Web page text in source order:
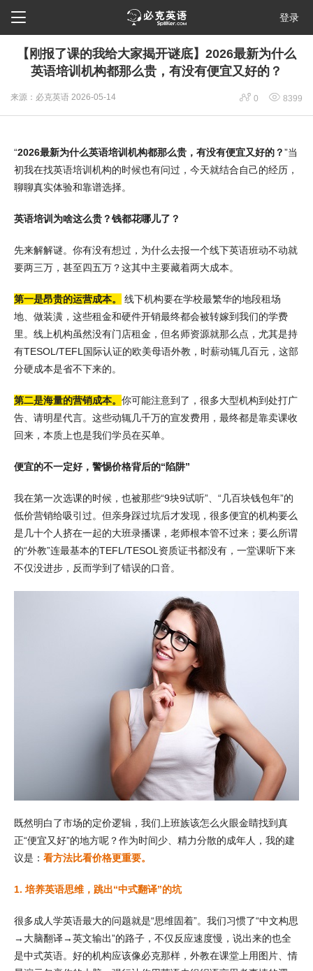
 登录
【刚报了课的我给大家揭开谜底】2026最新为什么
英语培训机构都那么贵，有没有便宜又好的？
来源：必克英语 2026-05-14  0  8399
“2026最新为什么英语培训机构都那么贵，有没有便宜又好的？”当
初我在找英语培训机构的时候也有问过，今天就结合自己的经历，
聊聊真实体验和靠谱选择。
英语培训为啥这么贵？钱都花哪儿了？
先来解解谜。你有没有想过，为什么去报一个线下英语班动不动就
要两三万，甚至四五万？这其中主要藏着两大成本。
第一是昂贵的运营成本。
线下机构要在学校最繁华的地段租场
地、做装潢，这些租金和硬件开销最终都会被转嫁到我们的学费
里。线上机构虽然没有门店租金，但名师资源就那么点，尤其是持
有TESOL/TEFL国际认证的欧美母语外教，时薪动辄几百元，这部
分硬成本是省不下来的。
第二是海量的营销成本。 你可能注意到了，很多大型机构到处打广
告、请明星代言。这些动辄几千万的宣发费用，最终都是靠卖课收
回来，本质上也是我们学员在买单。
便宜的不一定好，警惕价格背后的“陷阱”
我在第一次选课的时候，也被那些“9块9试听”、“几百块钱包年”的
低价营销给吸引过。但亲身踩过坑后才发现，很多便宜的机构要么
是几十个人挤在一起的大班录播课，老师根本管不过来；要么所谓
的“外教”连最基本的TEFL/TESOL资质证书都没有，一堂课听下来
不仅没进步，反而学到了错误的口音。
既然明白了市场的定价逻辑，我们上班族该怎么火眼金睛找到真
正“便宜又好”的地方呢？作为时间少、精力分散的成年人，我的建
议是： 看方法比看价格更重要。
1. 培养英语思维，跳出“中式翻译”的坑
很多成人学英语最大的问题就是“思维固着”。我们习惯了“中文构思
→大脑翻译→英文输出”的路子，不仅反应速度慢，说出来的也全
是中式英语。好的机构应该像必克那样，外教在课堂上用图片、情